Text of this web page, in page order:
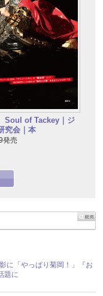
of Tackey｜ジ
究会｜本
発売
に「やっぱり菊岡！」『お
題に